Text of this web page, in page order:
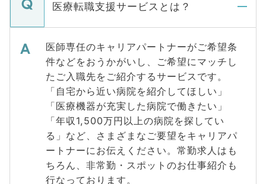
医療転職支援サービスとは？
医師専任のキャリアパートナーがご希望条
件などをおうかがいし、ご希望にマッチし
たご入職先をご紹介するサービスです。
「自宅から近い病院を紹介してほしい」
「医療機器が充実した病院で働きたい」
「年収1,500万円以上の病院を探してい
る」など、さまざまなご要望をキャリアパ
ートナーにお伝えください。常勤求人はも
ちろん、非常勤・スポットのお仕事紹介も
行なっております。